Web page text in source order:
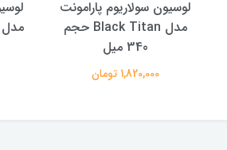
لوسیون سولاریوم پارامونت
مدل Black Titan حجم
340 میل
1,820,000 تومان